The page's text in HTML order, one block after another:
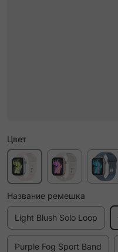
Цвет
Название ремешка
Light Blush Solo Loop
Purple Fog Sport Band